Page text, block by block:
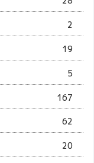
2
19
5
167
62
20